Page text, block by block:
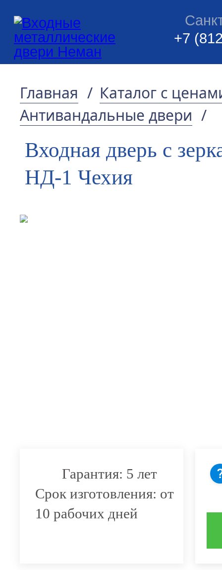
+7
Главная / Каталог с
Антивандальные двери /
Входная дверь с
НД-1 Чехия
Гарантия: 5 лет
Срок изготовления: от
10 рабочих дней